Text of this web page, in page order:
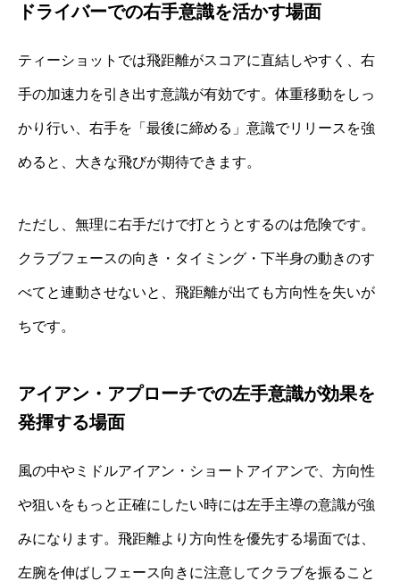
ドライバーでの右手意識を活かす場面
ティーショットでは飛距離がスコアに直結しやすく、右
手の加速力を引き出す意識が有効です。体重移動をしっ
かり行い、右手を「最後に締める」意識でリリースを強
めると、大きな飛びが期待できます。
ただし、無理に右手だけで打とうとするのは危険です。
クラブフェースの向き・タイミング・下半身の動きのす
べてと連動させないと、飛距離が出ても方向性を失いが
ちです。
アイアン・アプローチでの左手意識が効果を
発揮する場面
風の中やミドルアイアン・ショートアイアンで、方向性
や狙いをもっと正確にしたい時には左手主導の意識が強
みになります。飛距離より方向性を優先する場面では、
左腕を伸ばしフェース向きに注意してクラブを振ること